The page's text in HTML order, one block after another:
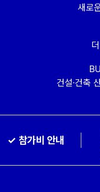
새로
건설·건축
✓ 참가비 안내